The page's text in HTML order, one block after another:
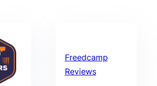
Freedcamp
Reviews